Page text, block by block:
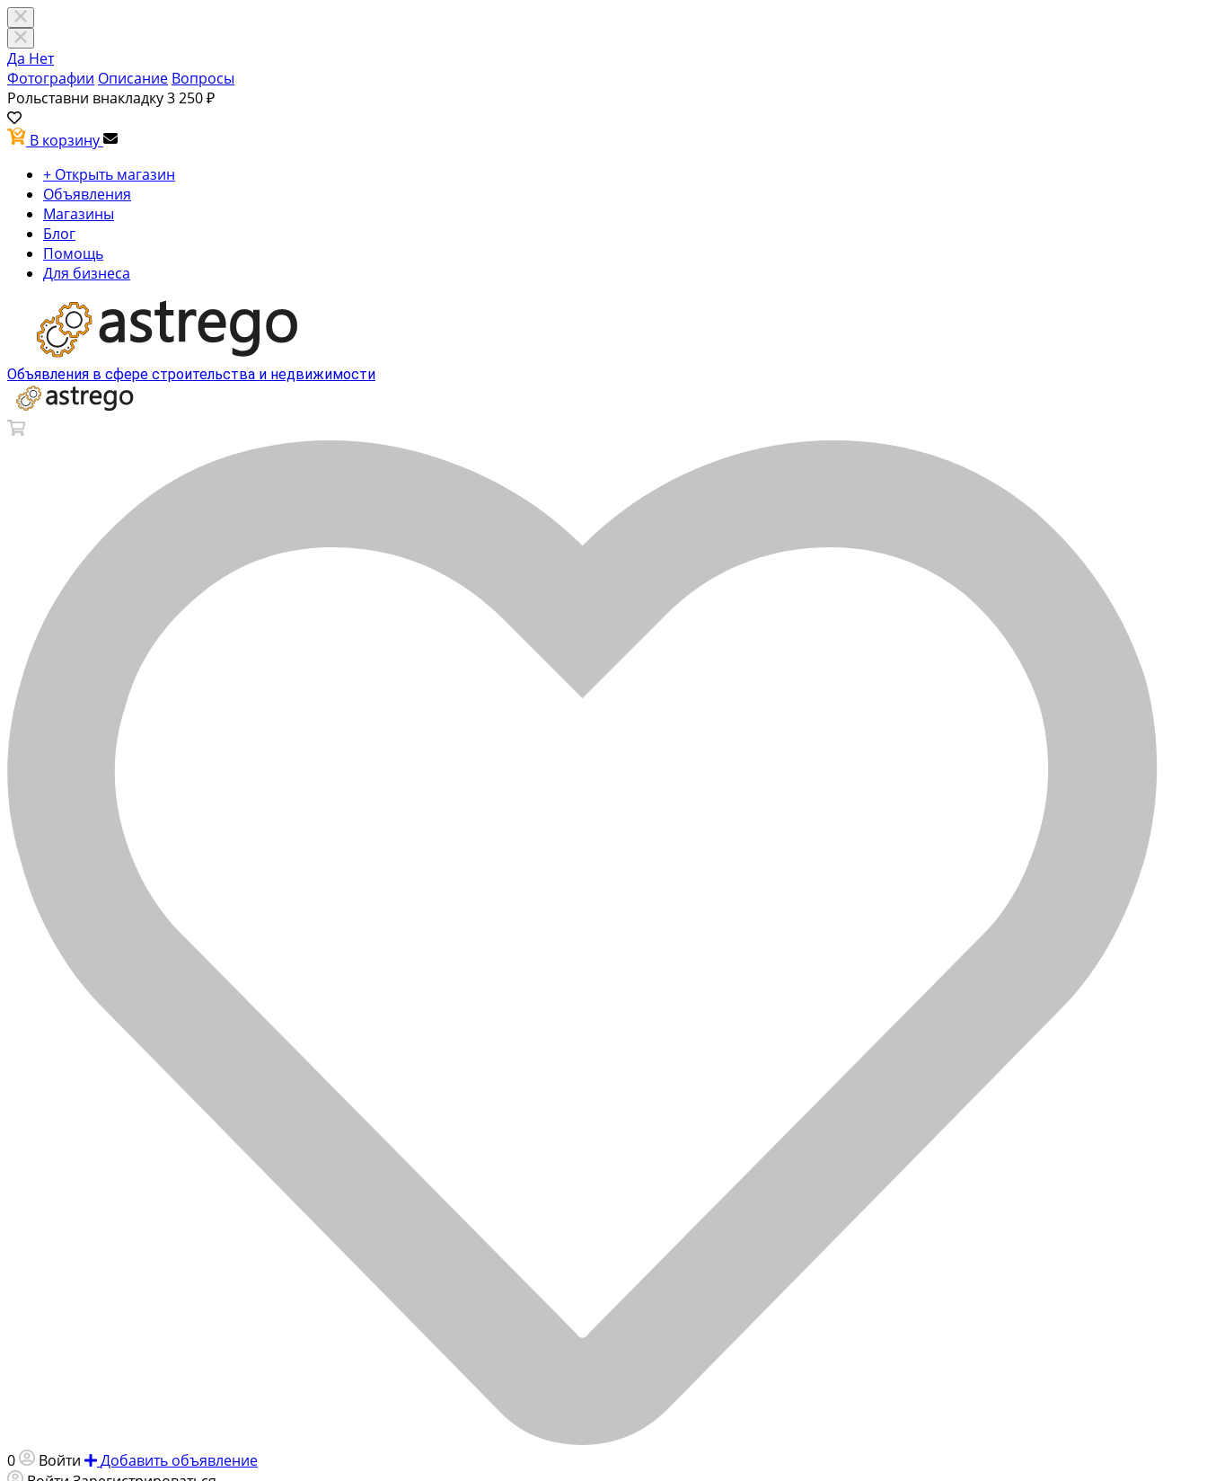
Да Нет
Фотографии Описание Вопросы
Рольставни внакладку3 250 ₽
В корзину
+ Открыть магазин
Объявления
Магазины
Блог
Помощь
Для бизнеса
Объявления в сфере строительства и недвижимости
0 Войти
Добавить объявление